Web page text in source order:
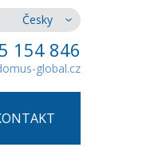
Česky
154 846
global.cz